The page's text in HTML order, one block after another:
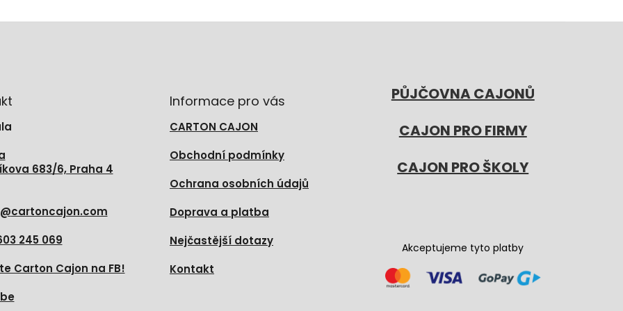
683/6, Praha 4
@cartoncajon.com
245 069
Carton Cajon na FB!
Informace pro vás
CARTON CAJON
Obchodní podmínky
Ochrana osobních údajů
Doprava a platba
Nejčastější dotazy
Kontakt
PŮJČOVNA CAJONŮ
CAJON PRO FIRMY
CAJON PRO ŠKOLY
Akceptujeme tyto platby